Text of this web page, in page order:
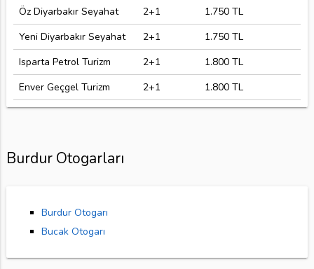
Öz Diyarbakır Seyahat
2+1
1.750 TL
Yeni Diyarbakır Seyahat
2+1
1.750 TL
Isparta Petrol Turizm
2+1
1.800 TL
Enver Geçgel Turizm
2+1 1.800 TL
Burdur Otogarları
Burdur Otogarı
Bucak Otogarı